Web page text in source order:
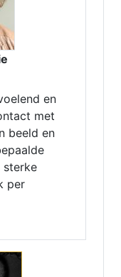
en
met
beeld en
sterke
per
Ook
en